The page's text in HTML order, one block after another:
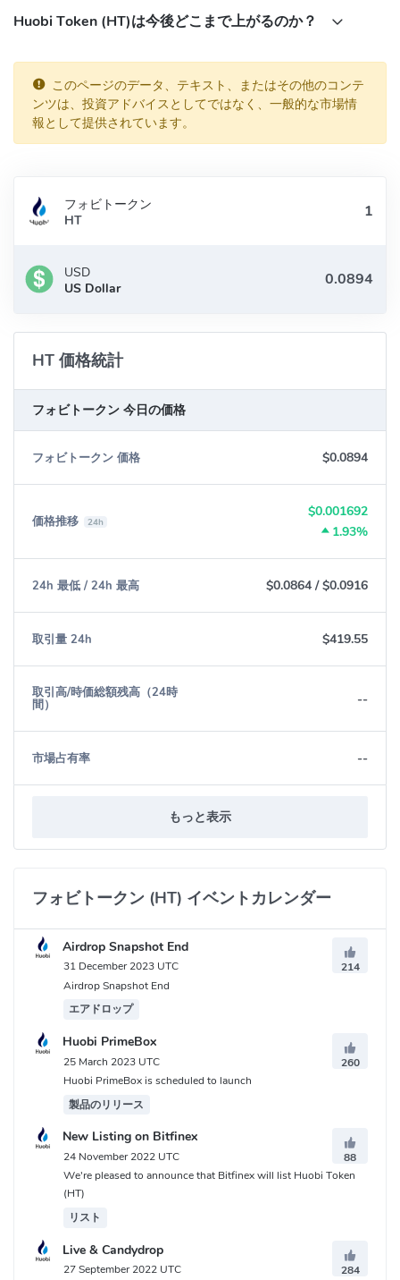
ラムは、HT保有者の投票によって決定されるため、透明性も確
取引手数料の割引や優先権が得られる：HTを保有することで、
Huobi Globalでの取引手数料を割引したり、IMXやHPTなどの新
規上場トークンへの優先参加権や抽選券を獲得したりすること
ができます。また、Huobi Japanでは、HTを保有量や取引量に
運営方針や重要な意思決定に関する投票に参加することができ
ます。例えば、焼却プログラムやトークン配布などについて意
仮想通貨Huobi Token (HT)の価格はどうやって決
まりますか？
ます。Huobi GlobalやHuobi Japanなどの取引所で取引される際
に、売り手と買い手の間で価格が決定されます。また、他の仮想
通貨や金融市場の動向やニュースなども価格に影響を与える可能
性があります。
仮想通貨Huobi Token (HT)を購入するにはどうす
ればいいですか？
のみ取り扱っています。Huobi JapanでHTを購入するには、以下の
入力し、本人確認書類を提出して口座開設を完了します。
金します。
HT/JPYのペアで取引する：取引画面でHT/JPYのペアを選択し、
希望の価格と数量で注文を出します。注文が成立すれば、HTが
購入できます。
https://www.reddit.com/r/huobi
Ethereum: 0x6f259637dcd74c767781e37bc6133cd6a68aa161
Huobi Token (HT)は今後どこまで上がるのか？
このページのデータ、テキスト、またはその他のコンテ
ンツは、投資アドバイスとしてではなく、一般的な市場情
報として提供されています。
フォビトークン
HT
USD
US Dollar
HT 価格統計
フォビトークン 今日の価格
フォビトークン 価格 $0.0894
価格推移 24h
$0.001692
1.93%
24h 最低 / 24h 最高 $0.0864 /$0.0916
取引量 24h $419.55
取引高/時価総額残高（24時
間） --
市場占有率 --
もっと表示
フォビトークン (HT) イベントカレンダー
Airdrop Snapshot End
31 December 2023 UTC
214
Airdrop Snapshot End
エアドロップ
Huobi PrimeBox
25 March 2023 UTC
260
Huobi PrimeBox is scheduled to launch
製品のリリース
New Listing on Bitfinex
24 November 2022 UTC
88
We're pleased to announce that Bitfinex will list Huobi Token
(HT)
リスト
Live & Candydrop
27 September 2022 UTC
284